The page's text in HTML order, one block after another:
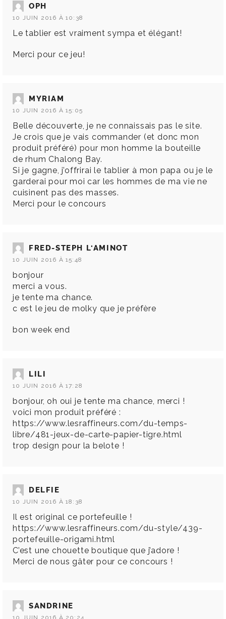
OPH
10 JUIN 2016 À 10:38
Le tablier est vraiment sympa et élégant!
Merci pour ce jeu!
MYRIAM
10 JUIN 2016 À 15:05
Belle découverte, je ne connaissais pas le site.
Je crois que je vais commander (et donc mon
produit préféré) pour mon homme la bouteille
de rhum Chalong Bay.
Si je gagne, j’offrirai le tablier à mon papa ou je le
garderai pour moi car les hommes de ma vie ne
cuisinent pas des masses.
Merci pour le concours
FRED-STEPH L'AMINOT
10 JUIN 2016 À 15:48
bonjour
merci a vous.
je tente ma chance.
c est le jeu de molky que je préfère
bon week end
LILI
10 JUIN 2016 À 17:28
bonjour, oh oui je tente ma chance, merci !
voici mon produit préféré :
https://www.lesraffineurs.com/du-temps-
libre/481-jeux-de-carte-papier-tigre.html
trop design pour la belote !
DELFIE
10 JUIN 2016 À 18:38
Il est original ce portefeuille !
https://www.lesraffineurs.com/du-style/439-
portefeuille-origami.html
C’est une chouette boutique que j’adore !
Merci de nous gâter pour ce concours !
SANDRINE